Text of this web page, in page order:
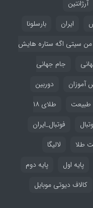
آرژانتین
ایران
بارسلونا
من سیتی اگه ستاره هایش
جام جهانی
آموزان
دوربین
طبیعت
طلای ۱۸
فوتبال_ایران
طلا
لالیگا
پایه اول
پایه دوم
کالاف دیوتی موبایل